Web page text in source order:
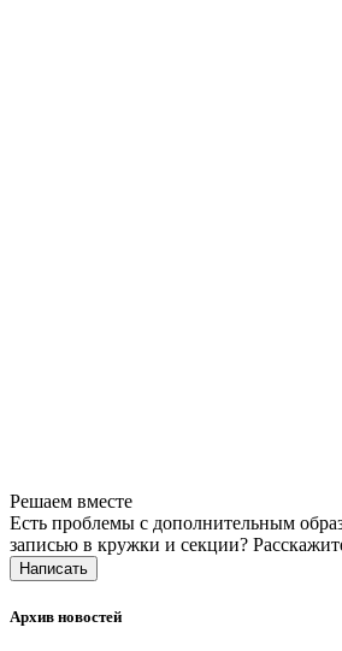
Решаем вместе
Есть проблемы с дополнительным
записью в кружки и секции?
Написать
Архив новостей